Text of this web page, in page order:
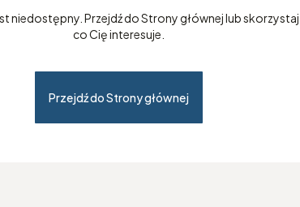
Przejdź do Strony głównej lub skorzystaj
co Cię interesuje.
Przejdź do Strony głównej